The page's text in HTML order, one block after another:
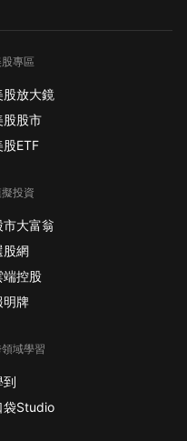
股專區
股放大鏡
股股市
股ETF
投資
市大富翁
股網
端控股
明牌
域學習
到
袋Studio